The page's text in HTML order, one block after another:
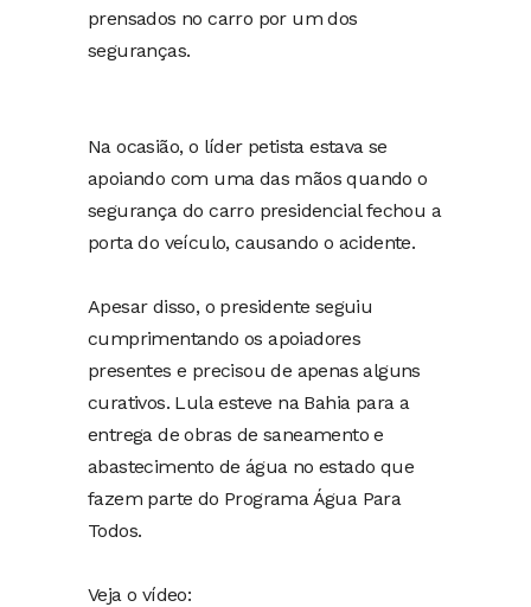
prensados no carro por um dos
seguranças.
Na ocasião, o líder petista estava se
apoiando com uma das mãos quando o
segurança do carro presidencial fechou a
porta do veículo, causando o acidente.
Apesar disso, o presidente seguiu
cumprimentando os apoiadores
presentes e precisou de apenas alguns
curativos. Lula esteve na Bahia para a
entrega de obras de saneamento e
abastecimento de água no estado que
fazem parte do Programa Água Para
Todos.
Veja o vídeo: